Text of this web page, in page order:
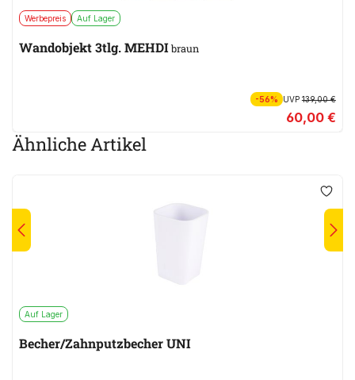
Werbepreis Auf Lager
Wandobjekt 3tlg. MEHDIbraun
-56% UVP139,00 €
60,00 €
Ähnliche Artikel
Auf Lager
Becher/Zahnputzbecher UNI